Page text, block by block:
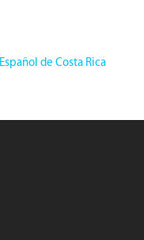
Español de Costa Rica